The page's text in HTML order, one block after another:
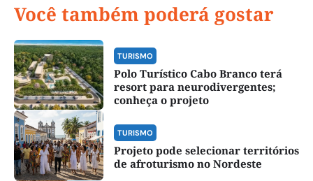
Você também poderá gostar
TURISMO
Polo Turístico Cabo Branco terá
resort para neurodivergentes;
conheça o projeto
TURISMO
Projeto pode selecionar territórios
de afroturismo no Nordeste